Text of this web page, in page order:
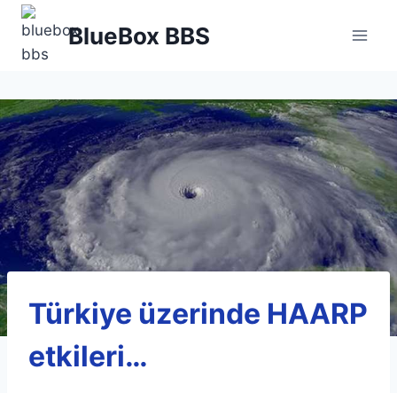
Skip
content
BlueBox BBS
Türkiye üzerinde HAARP
etkileri…